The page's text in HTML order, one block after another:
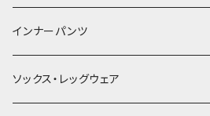
簪
インナーパンツ
ソックス・レッグウェア